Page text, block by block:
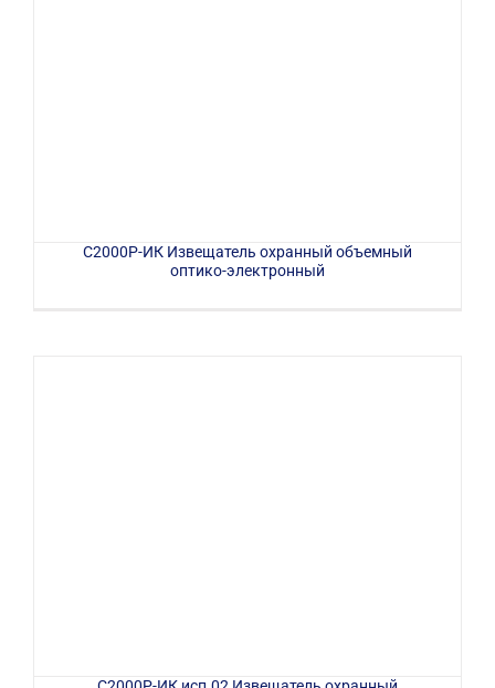
С2000Р-ИК Извещатель охранный объемный
оптико-электронный